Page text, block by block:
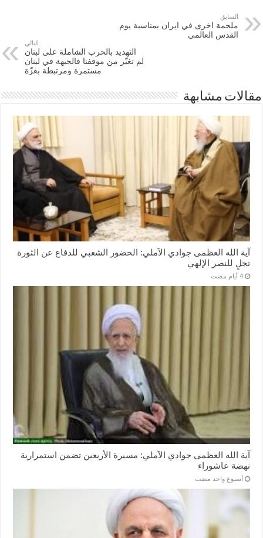
السابق
ملحمة اخرى في ايران بمناسبة يوم
القدس العالمي
التالي
التهديد بالحرب الشاملة على لبنان
لم تغيّر من موقفنا فالجبهة في لبنان
مستمرة ومرتبطة بغزّة
مقالات مشابهة
آية الله العظمى جوادي الآملي: الحضور الشعبي للدفاع عن الثورة
تجلٍ للنصر الإلهي
‏4 أيام مضت
آية الله العظمى جوادي الآملي: مسيرة الأربعين تضمن استمرارية
نهضة عاشوراء
‏أسبوع واحد مضت